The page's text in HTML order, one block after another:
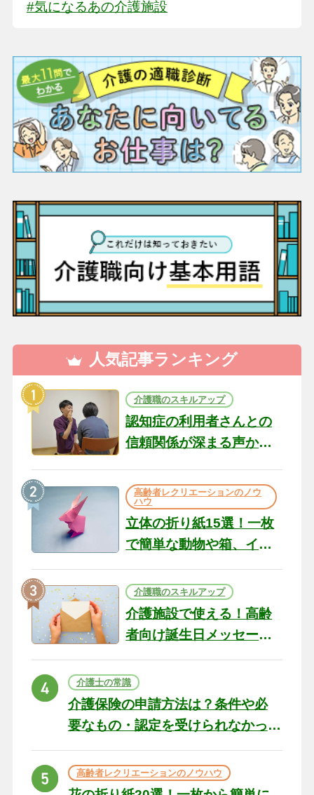
#気になるあの介護施設
人気記事ランキング
介護職のスキルアップ
認知症の利用者さんとの
信頼関係が深まる声かけ
の現場から（22）
高齢者レクリエーションのノウ
ハウ
立体の折り紙15選！一枚
で簡単な動物や箱、イン
介護職のスキルアップ
介護施設で使える！高齢
者向け誕生日メッセージ
ト
介護士の常識
介護保険の申請方法は？条件や必
要なもの・認定を受けられなかっ
高齢者レクリエーションのノウハウ